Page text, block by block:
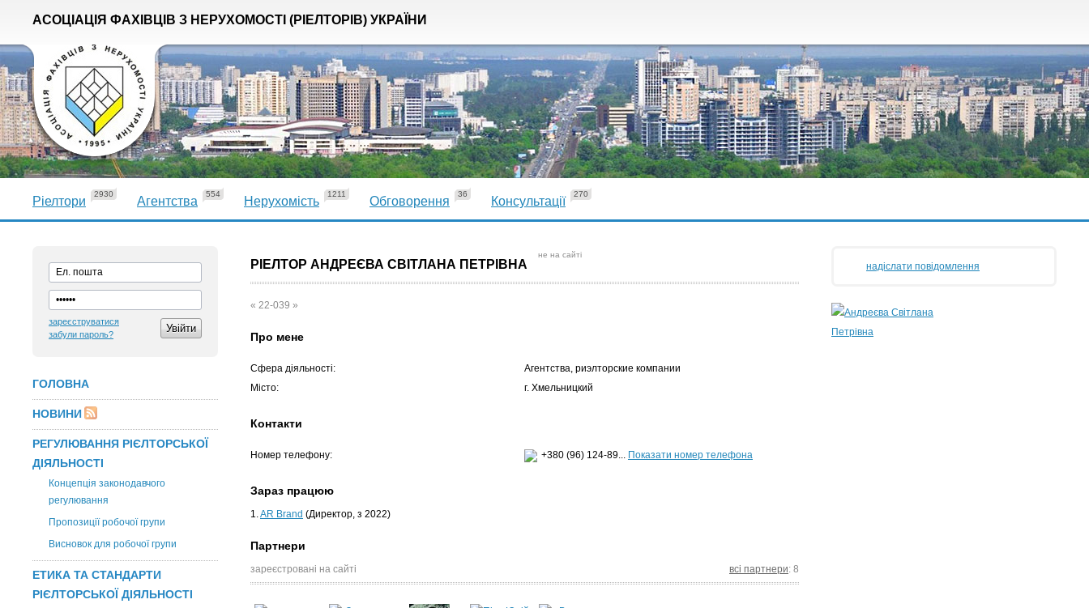
АСОЦІАЦІЯ ФАХІВЦІВ З НЕРУХОМОСТІ (РІЕЛТОРІВ) УКРАЇНИ
Ріелтори
2930
Агентства
554
Нерухомість
1211
Обговорення
36
Консультації
270
зареєструватися
забули пароль?
ГОЛОВНА
НОВИНИ
РЕГУЛЮВАННЯ РІЄЛТОРСЬКОЇ
ДІЯЛЬНОСТІ
Концепція законодавчого
регулювання
Пропозиції робочої групи
Висновок для робочої групи
ЕТИКА ТА СТАНДАРТИ
РІЄЛТОРСЬКОЇ ДІЯЛЬНОСТІ
РІЕЛТОР АНДРЕЄВА СВІТЛАНА ПЕТРІВНА
не на сайті
« 22-039 »
Про мене
Сфера діяльності:
Агентства, риэлторские компании
Місто:
г. Хмельницкий
Контакти
Номер телефону: +380 (96) 124-89... Показати номер телефона
Зараз працюю
1.AR Brand (Директор, з 2022)
Партнери
зареєстровані на сайті всі партнери: 8
надіслати повідомлення